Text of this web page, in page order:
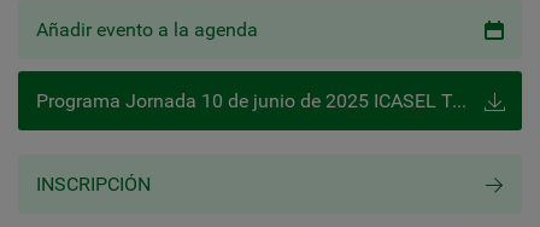
Añadir evento a la agenda
Programa Jornada 10 de junio de 2025 ICASEL Tenerife
INSCRIPCIÓN